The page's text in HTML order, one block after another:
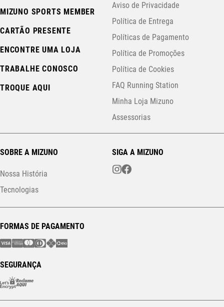
MIZUNO SPORTS MEMBER
CARTÃO PRESENTE
ENCONTRE UMA LOJA
TRABALHE CONOSCO
TROQUE AQUI
Aviso de Privacidade
Política de Entrega
Políticas de Pagamento
Política de Promoções
Política de Cookies
FAQ Running Station
Minha Loja Mizuno
Assessorias
SOBRE A MIZUNO
Nossa História
Tecnologias
SIGA A MIZUNO
FORMAS DE PAGAMENTO
SEGURANÇA